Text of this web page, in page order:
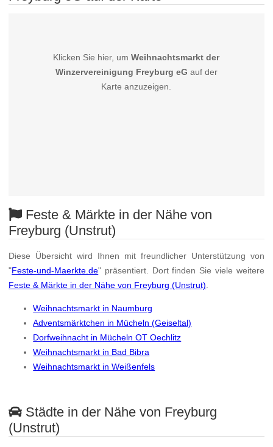
Klicken Sie hier, umWeihnachtsmarkt der
Winzervereinigung Freyburg eG auf der
Karte anzuzeigen.
Feste & Märkte in der Nähe von
Freyburg (Unstrut)
Diese Übersicht wird Ihnen mit freundlicher Unterstützung von
"Feste-und-Maerkte.de" präsentiert. Dort finden Sie viele weitere
Feste & Märkte in der Nähe von Freyburg (Unstrut)
Weihnachtsmarkt in Naumburg
Adventsmärktchen in Mücheln (Geiseltal)
Dorfweihnacht in Mücheln OT Oechlitz
Weihnachtsmarkt in Bad Bibra
Weihnachtsmarkt in Weißenfels
Städte in der Nähe von Freyburg
(Unstrut)